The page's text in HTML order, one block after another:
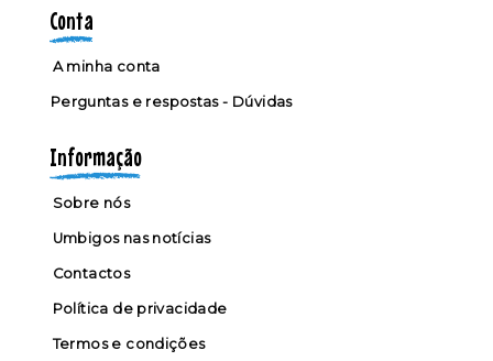
Conta
A minha conta
Perguntas e respostas - Dúvidas
Informação
Sobre nós
Umbigos nas notícias
Contactos
Política de privacidade
Termos e condições